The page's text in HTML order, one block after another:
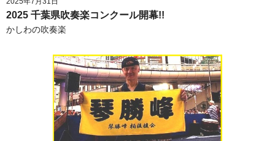
2025 千葉県吹奏楽コンクール開幕!!
かしわの吹奏楽